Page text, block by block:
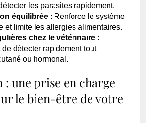
les parasites rapidement.
équilibrée : Renforce le système
et limite les allergies alimentaires.
chez le vétérinaire :
de détecter rapidement tout
ou hormonal.
: une prise en charge
le bien-être de votre